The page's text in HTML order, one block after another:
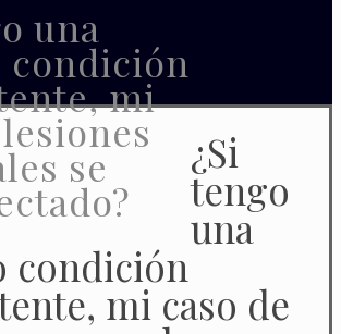
una
condición
mi
se ¿Si
tengo
una
condición
mi caso de